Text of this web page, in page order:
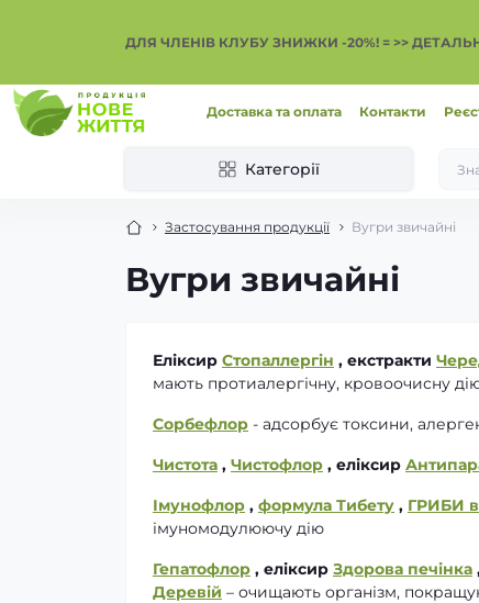
ДЛЯ ЧЛЕНІВ КЛУБУ ЗНИЖКИ -20%! = >>
Доставка та оплата Контакти
Категорії
Застосування продукції Вугри звичайні
Вугри звичайні
Еліксир Стопаллергін , екстракти
мають протиалергічну, кровоочисну
Сорбефлор - адсорбує токсини,
Чистота , Чистофлор , еліксир
Імунофлор , формула Тибету , ГРИБИ в
імуномодулюючу дію
Гепатофлор , еліксир Здорова печінка
Деревій – очищають організм,